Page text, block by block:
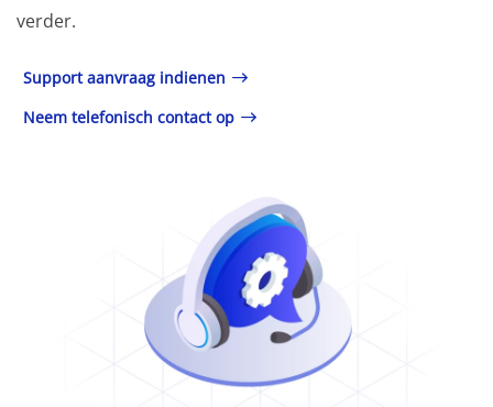
verder.
Support aanvraag indienen
Neem telefonisch contact op